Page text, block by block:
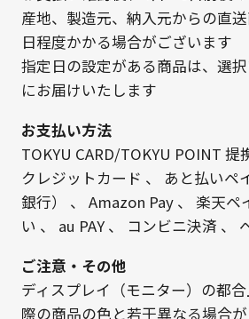
産地、製造元、納入元からの直
日程度かかる場合がございます
指定日の設定がある商品は、選
にお届けいたします
お支払い方法
TOKYU CARD/TOKYU POINT 提
クレジットカード 、 あと払いペ
銀行）
、 Amazon Pay、 楽天ペ
い 、 au PAY、 コンビニ決済 、
ご注意・その他
ディスプレイ（モニター）の都
際の商品の色と若干異なる場合が